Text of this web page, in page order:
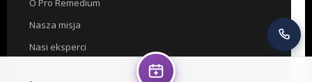
O Pro Remedium
Nasza misja
Nasi eksperci